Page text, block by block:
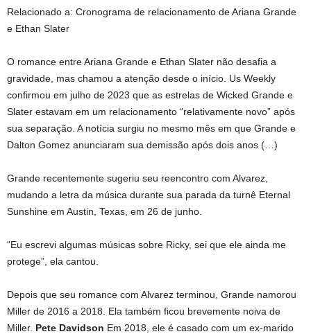
Relacionado a: Cronograma de relacionamento de Ariana Grande
e Ethan Slater
O romance entre Ariana Grande e Ethan Slater não desafia a
gravidade, mas chamou a atenção desde o início. Us Weekly
confirmou em julho de 2023 que as estrelas de Wicked Grande e
Slater estavam em um relacionamento “relativamente novo” após
sua separação. A notícia surgiu no mesmo mês em que Grande e
Dalton Gomez anunciaram sua demissão após dois anos (…)
Grande recentemente sugeriu seu reencontro com Alvarez,
mudando a letra da música durante sua parada da turnê Eternal
Sunshine em Austin, Texas, em 26 de junho.
“Eu escrevi algumas músicas sobre Ricky, sei que ele ainda me
protege”, ela cantou.
Depois que seu romance com Alvarez terminou, Grande namorou
Miller de 2016 a 2018. Ela também ficou brevemente noiva de
Miller. Pete Davidson Em 2018, ele é casado com um ex-marido